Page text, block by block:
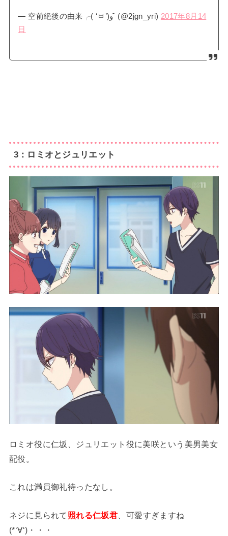
— 空前絶後の由来╭( ‘ㅂ’)و ̑̑ (@2jgn_yri) 2017年8月14
日
3：ロミオとジュリエット
ロミオ役に仁坂、ジュリエット役に美咲という美男美女
配役。
これは満員御礼待ったなし。
ネジに見られて 照れる仁坂君 、可愛すぎますね
(*‘∀‘)・・・